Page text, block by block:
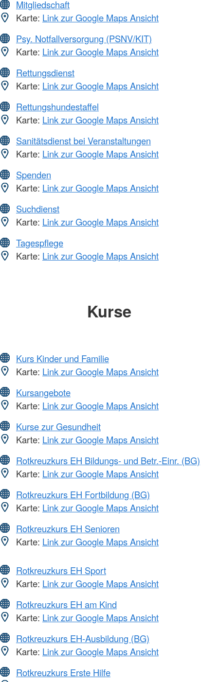
Mitgliedschaft
Karte: Link zur Google Maps Ansicht
Psy. Notfallversorgung (PSNV/KIT)
Karte: Link zur Google Maps Ansicht
Rettungsdienst
Karte: Link zur Google Maps Ansicht
Rettungshundestaffel
Karte: Link zur Google Maps Ansicht
Sanitätsdienst bei Veranstaltungen
Karte: Link zur Google Maps Ansicht
Spenden
Karte: Link zur Google Maps Ansicht
Suchdienst
Karte: Link zur Google Maps Ansicht
Tagespflege
Karte: Link zur Google Maps Ansicht
Kurse
Kurs Kinder und Familie
Karte: Link zur Google Maps Ansicht
Kursangebote
Karte: Link zur Google Maps Ansicht
Kurse zur Gesundheit
Karte: Link zur Google Maps Ansicht
Rotkreuzkurs EH Bildungs- und Betr.-Einr. (BG)
Karte: Link zur Google Maps Ansicht
Rotkreuzkurs EH Fortbildung (BG)
Karte: Link zur Google Maps Ansicht
Rotkreuzkurs EH Senioren
Karte: Link zur Google Maps Ansicht
Rotkreuzkurs EH Sport
Karte: Link zur Google Maps Ansicht
Rotkreuzkurs EH am Kind
Karte: Link zur Google Maps Ansicht
Rotkreuzkurs EH-Ausbildung (BG)
Karte: Link zur Google Maps Ansicht
Rotkreuzkurs Erste Hilfe